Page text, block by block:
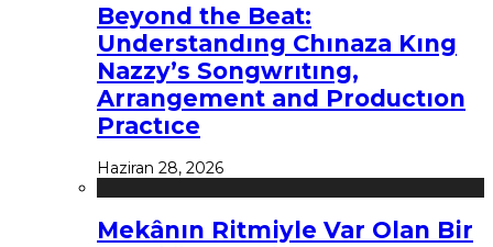
Beyond the Beat:
Understandıng Chınaza Kıng
Nazzy’s Songwrıtıng,
Arrangement and Productıon
Practıce
Haziran 28, 2026
Mekânın Ritmiyle Var Olan Bir